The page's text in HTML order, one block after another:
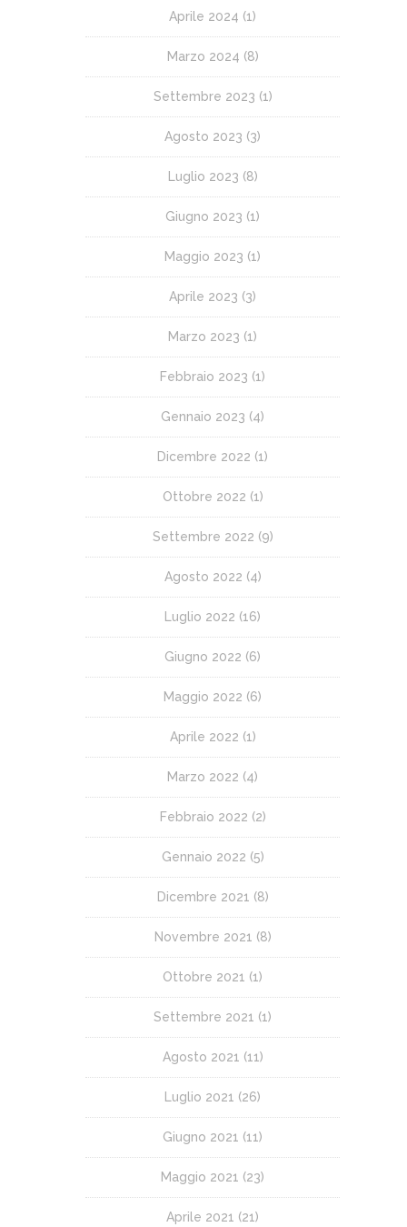
Aprile 2024 (1)
Marzo 2024 (8)
Settembre 2023 (1)
Agosto 2023 (3)
Luglio 2023 (8)
Giugno 2023 (1)
Maggio 2023 (1)
Aprile 2023 (3)
Marzo 2023 (1)
Febbraio 2023 (1)
Gennaio 2023 (4)
Dicembre 2022 (1)
Ottobre 2022 (1)
Settembre 2022 (9)
Agosto 2022 (4)
Luglio 2022 (16)
Giugno 2022 (6)
Maggio 2022 (6)
Aprile 2022 (1)
Marzo 2022 (4)
Febbraio 2022 (2)
Gennaio 2022 (5)
Dicembre 2021 (8)
Novembre 2021 (8)
Ottobre 2021 (1)
Settembre 2021 (1)
Agosto 2021 (11)
Luglio 2021 (26)
Giugno 2021 (11)
Maggio 2021 (23)
Aprile 2021 (21)